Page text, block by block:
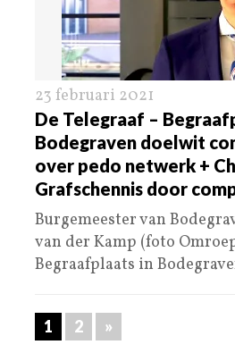
23 februari 2021
De Telegraaf –
Bodegraven doelwit
over pedo netwerk +
Grafschennis door
Burgemeester van
van der Kamp (foto
Begraafplaats in
1 2 »